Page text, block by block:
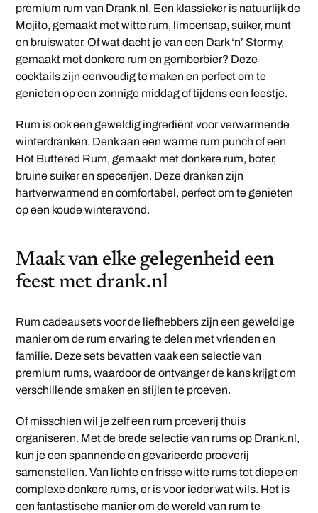
premium rum van Drank.nl. Een klassieker is natuurlijk de
Mojito, gemaakt met witte rum, limoensap, suiker, munt
en bruiswater. Of wat dacht je van een Dark ‘n’ Stormy,
gemaakt met donkere rum en gemberbier? Deze
cocktails zijn eenvoudig te maken en perfect om te
genieten op een zonnige middag of tijdens een feestje.
Rum is ook een geweldig ingrediënt voor verwarmende
winterdranken. Denk aan een warme rum punch of een
Hot Buttered Rum, gemaakt met donkere rum, boter,
bruine suiker en specerijen. Deze dranken zijn
hartverwarmend en comfortabel, perfect om te genieten
op een koude winteravond.
Maak van elke gelegenheid een
feest met drank.nl
Rum cadeausets voor de liefhebbers zijn een geweldige
manier om de rum ervaring te delen met vrienden en
familie. Deze sets bevatten vaak een selectie van
premium rums, waardoor de ontvanger de kans krijgt om
verschillende smaken en stijlen te proeven.
Of misschien wil je zelf een rum proeverij thuis
organiseren. Met de brede selectie van rums op Drank.nl,
kun je een spannende en gevarieerde proeverij
samenstellen. Van lichte en frisse witte rums tot diepe en
complexe donkere rums, er is voor ieder wat wils. Het is
een fantastische manier om de wereld van rum te